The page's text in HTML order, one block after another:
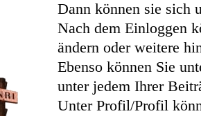
Dann können sie sich
Nach dem Einloggen
ändern oder weitere
Ebenso können Sie
unter jedem Ihrer
Unter Profil/Profil